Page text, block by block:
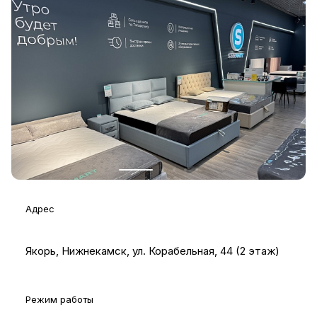
Адрес
Якорь, Нижнекамск, ул. Корабельная, 44 (2 этаж)
Режим работы